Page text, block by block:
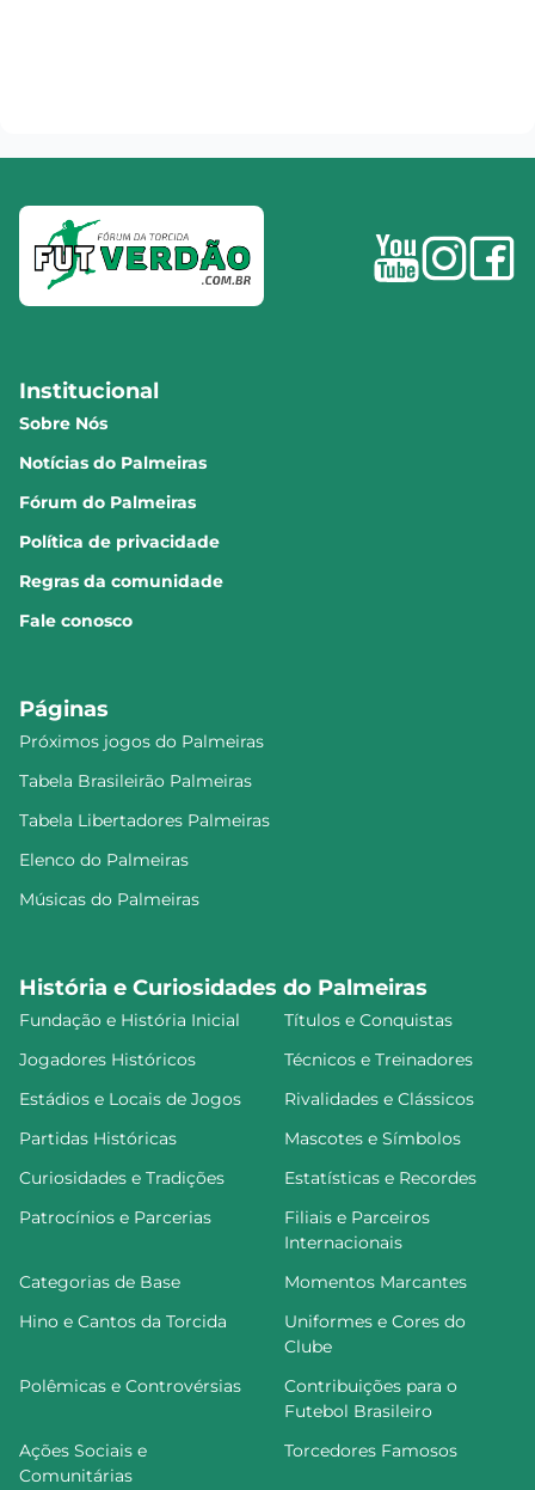
Institucional
Sobre Nós
Notícias do Palmeiras
Fórum do Palmeiras
Política de privacidade
Regras da comunidade
Fale conosco
Páginas
Próximos jogos do Palmeiras
Tabela Brasileirão Palmeiras
Tabela Libertadores Palmeiras
Elenco do Palmeiras
Músicas do Palmeiras
História e Curiosidades do Palmeiras
Fundação e História Inicial
Títulos e Conquistas
Jogadores Históricos
Técnicos e Treinadores
Estádios e Locais de Jogos
Rivalidades e Clássicos
Partidas Históricas
Mascotes e Símbolos
Curiosidades e Tradições
Estatísticas e Recordes
Patrocínios e Parcerias
Filiais e Parceiros
Internacionais
Categorias de Base
Momentos Marcantes
Hino e Cantos da Torcida
Uniformes e Cores do
Clube
Polêmicas e Controvérsias
Contribuições para o
Futebol Brasileiro
Ações Sociais e
Comunitárias
Torcedores Famosos